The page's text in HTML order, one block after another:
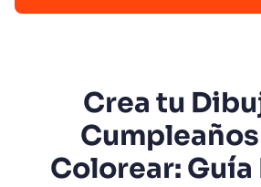
Crea tu
Colorear: Guía